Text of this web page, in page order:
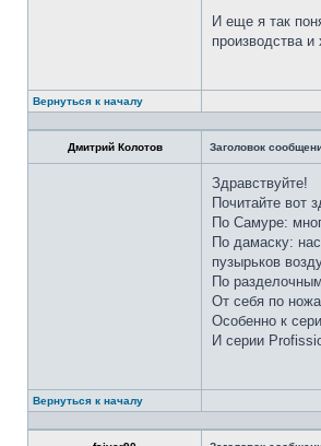
И еще я так
производства
Вернуться к началу
Дмитрий Колотов Заголовок
Здравствуйте!
Почитайте вот
По Самуре:
По дамаску:
пузырьков
По
От себя по
Особенно к
И серии
Вернуться к началу